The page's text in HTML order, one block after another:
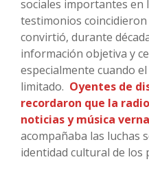
sociales importantes en
testimonios
convirtió, durante
información objetiva y
especialmente cuando
limitado. Oyentes de
recordaron que la
noticias y música
acompañaba las luchas
identidad cultural de los